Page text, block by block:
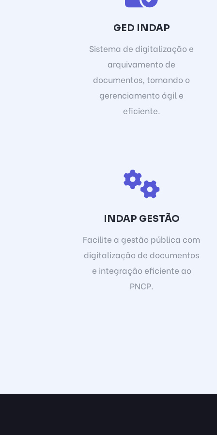
GED INDAP
Sistema de digitalização e
arquivamento de
documentos, tornando o
gerenciamento ágil e
eficiente.
INDAP GESTÃO
Facilite a gestão pública com
digitalização de documentos
e integração eficiente ao
PNCP.